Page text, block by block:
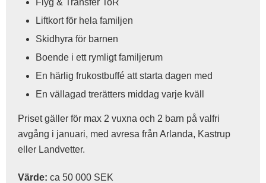
Flyg & Transfer ToR
Liftkort för hela familjen
Skidhyra för barnen
Boende i ett rymligt familjerum
En härlig frukostbuffé att starta dagen med
En vällagad trerätters middag varje kväll
Priset gäller för max 2 vuxna och 2 barn på valfri
avgång i januari, med avresa från Arlanda, Kastrup
eller Landvetter.
Värde: ca 50 000 SEK